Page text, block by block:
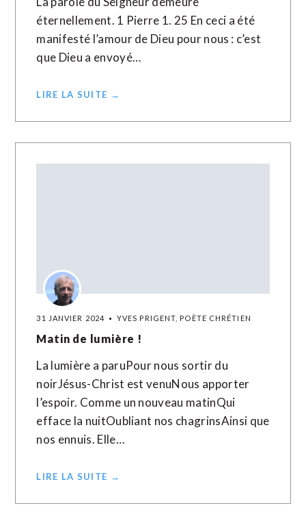
éternellement. 1 Pierre 1. 25 En ceci a été
manifesté l’amour de Dieu pour nous : c’est
que Dieu a envoyé…
LIRE LA SUITE →
31 JANVIER 2024 YVES PRIGENT, POÈTE CHRÉTIEN
Matin de lumière !
La lumière a paruPour nous sortir du
noirJésus-Christ est venuNous apporter
l’espoir. Comme un nouveau matinQui
efface la nuitOubliant nos chagrinsAinsi que
nos ennuis. Elle…
LIRE LA SUITE →